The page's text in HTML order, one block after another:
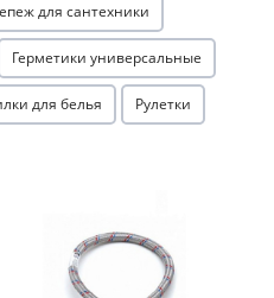
для сантехники
Герметики универсальные
для белья Рулетки